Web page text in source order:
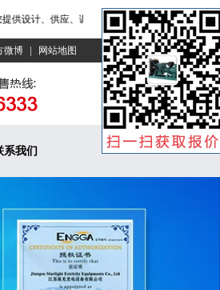
、供应、调试、维修一条龙服务！
微博 | 网站地图
系我们